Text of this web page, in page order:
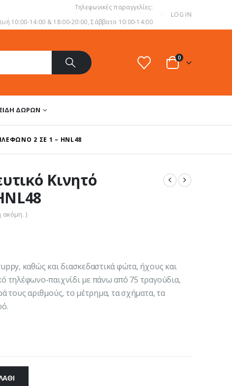
Τηλεφωνικές παραγγελίες:
10:00-14:00 & 18:00-20:00, Σάββατο 10:00-14:00
LOG IN
0
ΕΊΔΗ ΔΏΡΩΝ
2 ΣΕ 1 – HNL48
Κινητό
ακόμη. )
καθώς και διασκεδαστικά φώτα, ήχους και
τηλέφωνο-παιχνίδι με πάνω από 75 τραγούδια,
τους αριθμούς, το μέτρημα, τα σχήματα, τα